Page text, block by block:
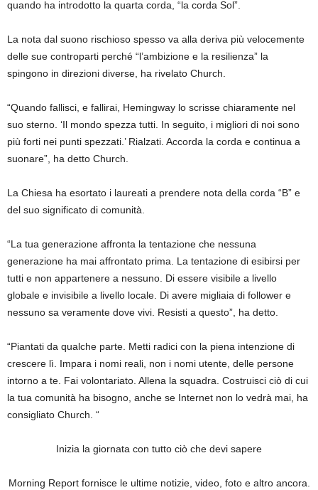
quando ha introdotto la quarta corda, “la corda Sol”.
La nota dal suono rischioso spesso va alla deriva più velocemente
delle sue controparti perché “l’ambizione e la resilienza” la
spingono in direzioni diverse, ha rivelato Church.
“Quando fallisci, e fallirai, Hemingway lo scrisse chiaramente nel
suo sterno. ‘Il mondo spezza tutti. In seguito, i migliori di noi sono
più forti nei punti spezzati.’ Rialzati. Accorda la corda e continua a
suonare”, ha detto Church.
La Chiesa ha esortato i laureati a prendere nota della corda “B” e
del suo significato di comunità.
“La tua generazione affronta la tentazione che nessuna
generazione ha mai affrontato prima. La tentazione di esibirsi per
tutti e non appartenere a nessuno. Di essere visibile a livello
globale e invisibile a livello locale. Di avere migliaia di follower e
nessuno sa veramente dove vivi. Resisti a questo”, ha detto.
“Piantati da qualche parte. Metti radici con la piena intenzione di
crescere lì. Impara i nomi reali, non i nomi utente, delle persone
intorno a te. Fai volontariato. Allena la squadra. Costruisci ciò di cui
la tua comunità ha bisogno, anche se Internet non lo vedrà mai, ha
consigliato Church. “
Inizia la giornata con tutto ciò che devi sapere
Morning Report fornisce le ultime notizie, video, foto e altro ancora.